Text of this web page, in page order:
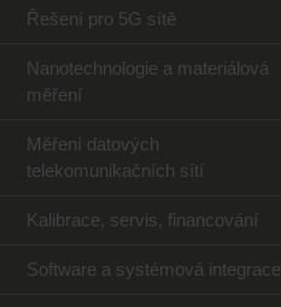
Řešení pro 5G sítě
Nanotechnologie a materiálová
měření
Měření datových
telekomunikačních sítí
Kalibrace, servis, financování
Software a systémová integrace